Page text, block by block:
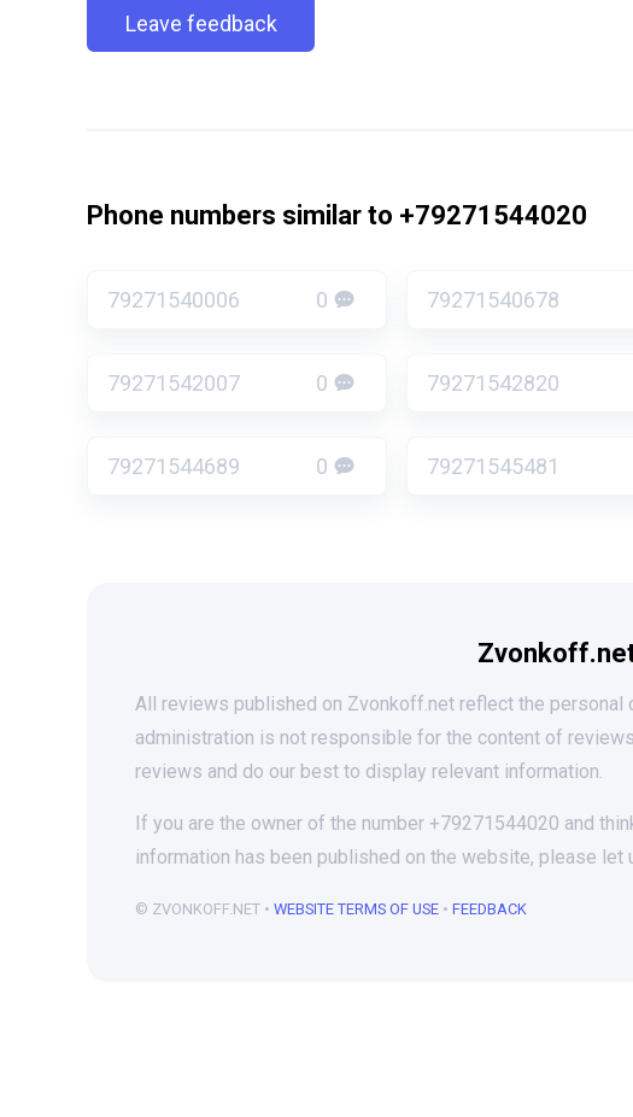
Leave feedback
Phone numbers similar to +79271544020
79271540006 0 79271540678
79271542007 0 79271542820
79271544689 0 79271545481
All reviews published on Zvonkoff.net reflect the personal
administration is not responsible for the content of
reviews and do our best to display relevant information.
If you are the owner of the number +79271544020 and
information has been published on the website, please
© ZVONKOFF.NET • WEBSITE TERMS OF USE • FEEDBACK